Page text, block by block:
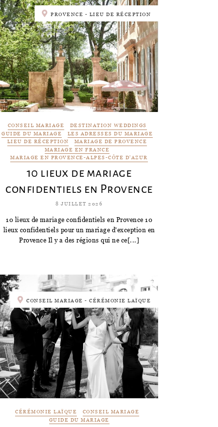
PROVENCE - LIEU DE RÉCEPTION
CONSEIL MARIAGE
DESTINATION WEDDINGS
GUIDE DU MARIAGE
LES ADRESSES DU MARIAGE
LIEU DE RÉCEPTION
MARIAGE DE PROVENCE
MARIAGE EN FRANCE
MARIAGE EN PROVENCE-ALPES-CÔTE D'AZUR
10 lieux de mariage
confidentiels en Provence
8 JUILLET 2026
10 lieux de mariage confidentiels en Provence 10
lieux confidentiels pour un mariage d'exception en
Provence Il y a des régions qui ne ce[...]
CONSEIL MARIAGE - CÉRÉMONIE LAÏQUE
CÉRÉMONIE LAÏQUE
CONSEIL MARIAGE
GUIDE DU MARIAGE